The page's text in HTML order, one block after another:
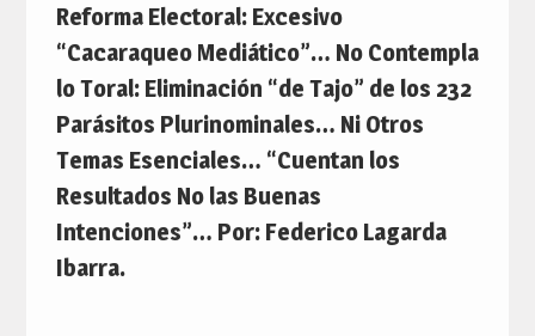
Reforma Electoral: Excesivo
“Cacaraqueo Mediático”… No Contempla
lo Toral: Eliminación “de Tajo” de los 232
Parásitos Plurinominales… Ni Otros
Temas Esenciales… “Cuentan los
Resultados No las Buenas
Intenciones”… Por: Federico Lagarda
Ibarra.